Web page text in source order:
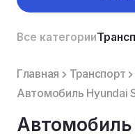
Все категории
Главная Транспорт
Автомобиль